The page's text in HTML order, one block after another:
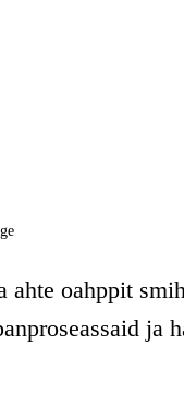
ahte oahppit
ja